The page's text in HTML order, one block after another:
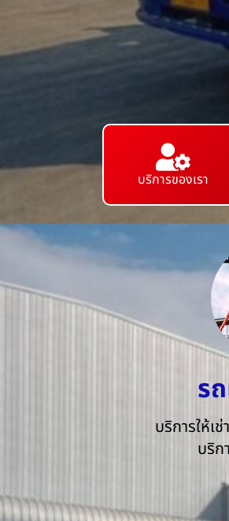
บริการของเรา
ร
บริการให้เ
บริก